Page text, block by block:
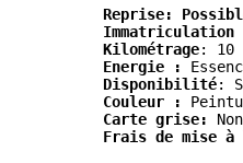
Reprise:
Immatriculation
Kilométrage: 10
Energie :
Disponibilité:
Couleur :
Carte grise:
Frais de mise